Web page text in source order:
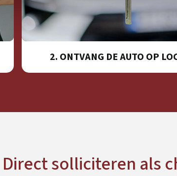
2. ONTVANG DE AUTO OP
Direct solliciteren als